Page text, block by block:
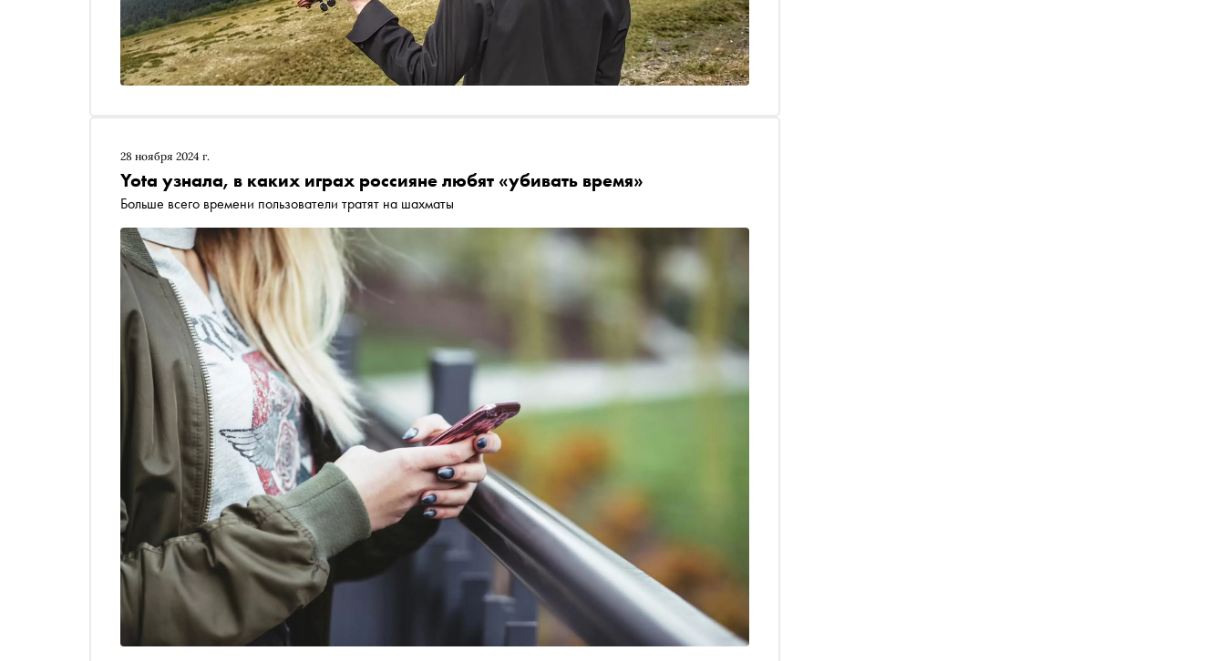
28 ноября 2024 г.
Yota узнала, в каких играх россияне любят «убивать время»
Больше всего времени пользователи тратят на шахматы